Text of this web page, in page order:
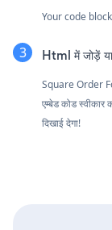
Your code
Html में जोड़ें
Square Order
एम्बेड कोड
दिखाई देगा!